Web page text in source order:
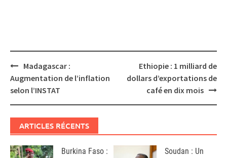
Post
navigation
Madagascar :
Augmentation de l’inflation
selon l’INSTAT
Ethiopie : 1 milliard de
dollars d’exportations de
café en dix mois
ARTICLES RÉCENTS
Burkina Faso :
Soudan : Un